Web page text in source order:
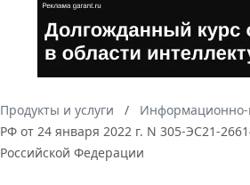
Продукты и услуги Информационно-
РФ от 24 января 2022 г. N 305-ЭС21-
Российской Федерации